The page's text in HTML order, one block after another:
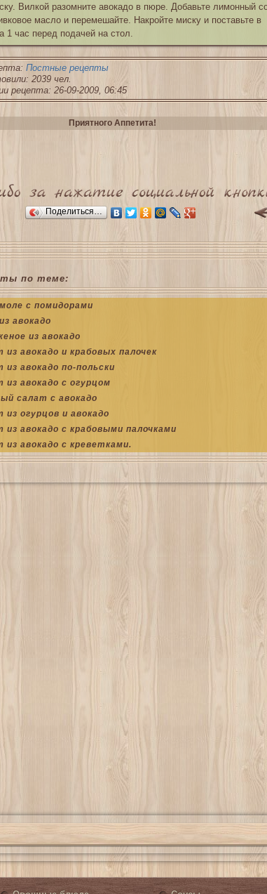
Вилкой разомните авокадо в пюре. Добавьте лимонный
масло и перемешайте. Накройте миску и поставьте в
1 час перед подачей на стол.
Постные рецепты
2039 чел.
рецепта: 26-09-2009, 06:45
Приятного Аппетита!
Поделиться…
по теме:
с помидорами
авокадо
из авокадо
из авокадо и крабовых палочек
из авокадо по-польски
из авокадо с огурцом
салат с авокадо
из огурцов и авокадо
из авокадо с крабовыми палочками
из авокадо с креветками.